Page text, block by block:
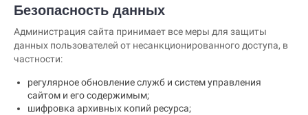
Безопасность данных
Администрация сайта принимает все меры для защиты
данных пользователей от несанкционированного доступа, в
частности:
регулярное обновление служб и систем управления
сайтом и его содержимым;
шифровка архивных копий ресурса;